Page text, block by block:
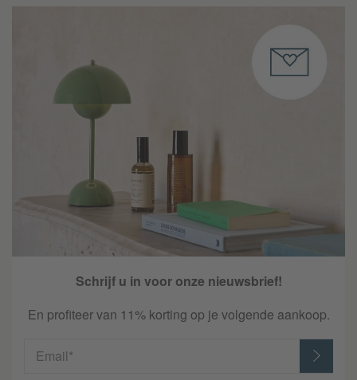
Schrijf u in voor onze nieuwsbrief!
En profiteer van 11% korting op je volgende aankoop.
Email*